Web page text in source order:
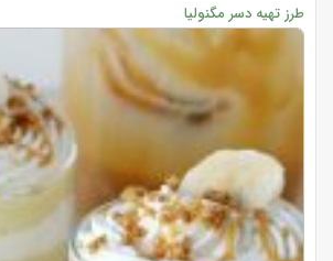
طرز تهیه دسر مگنولیا